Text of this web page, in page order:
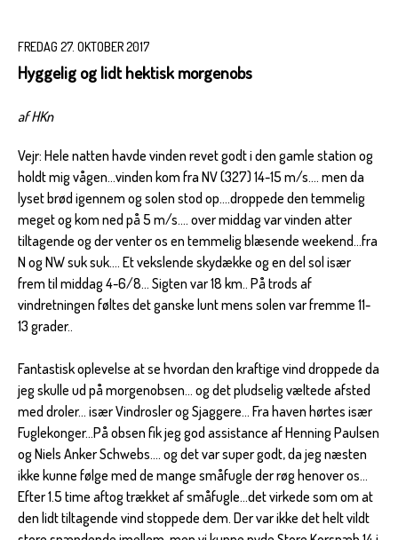
FREDAG 27. OKTOBER 2017
Hyggelig og lidt hektisk morgenobs
af HKn
Vejr: Hele natten havde vinden revet godt i den gamle station og
holdt mig vågen...vinden kom fra NV (327) 14-15 m/s.... men da
lyset brød igennem og solen stod op....droppede den temmelig
meget og kom ned på 5 m/s.... over middag var vinden atter
tiltagende og der venter os en temmelig blæsende weekend...fra
N og NW suk suk.... Et vekslende skydække og en del sol især
frem til middag 4-6/8... Sigten var 18 km.. På trods af
vindretningen føltes det ganske lunt mens solen var fremme 11-
13 grader..
Fantastisk oplevelse at se hvordan den kraftige vind droppede da
jeg skulle ud på morgenobsen... og det pludselig væltede afsted
med droler... især Vindrosler og Sjaggere... Fra haven hørtes især
Fuglekonger...På obsen fik jeg god assistance af Henning Paulsen
og Niels Anker Schwebs.... og det var super godt, da jeg næsten
ikke kunne følge med de mange småfugle der røg henover os...
Efter 1.5 time aftog trækket af småfugle...det virkede som om at
den lidt tiltagende vind stoppede dem. Der var ikke det helt vildt